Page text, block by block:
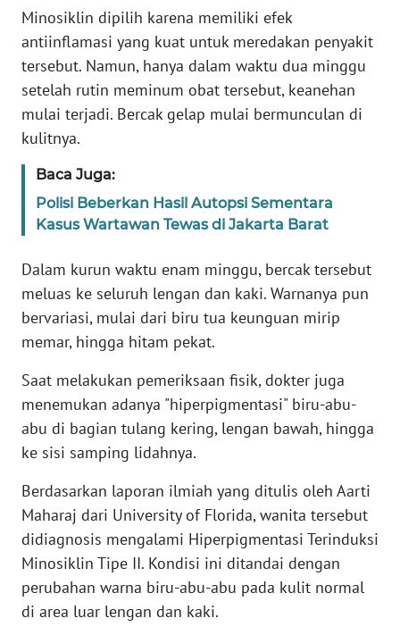
Minosiklin dipilih karena memiliki efek
antiinflamasi yang kuat untuk meredakan penyakit
tersebut. Namun, hanya dalam waktu dua minggu
setelah rutin meminum obat tersebut, keanehan
mulai terjadi. Bercak gelap mulai bermunculan di
kulitnya.
Baca Juga:
Polisi Beberkan Hasil Autopsi Sementara
Kasus Wartawan Tewas di Jakarta Barat
Dalam kurun waktu enam minggu, bercak tersebut
meluas ke seluruh lengan dan kaki. Warnanya pun
bervariasi, mulai dari biru tua keunguan mirip
memar, hingga hitam pekat.
Saat melakukan pemeriksaan fisik, dokter juga
menemukan adanya "hiperpigmentasi" biru-abu-
abu di bagian tulang kering, lengan bawah, hingga
ke sisi samping lidahnya.
Berdasarkan laporan ilmiah yang ditulis oleh Aarti
Maharaj dari University of Florida, wanita tersebut
didiagnosis mengalami Hiperpigmentasi Terinduksi
Minosiklin Tipe II. Kondisi ini ditandai dengan
perubahan warna biru-abu-abu pada kulit normal
di area luar lengan dan kaki.
WN
SUMUT
WN
JAKARTA
WN
JABAR
BANTEN
WN
WN
KEPRI
WN
WN
PAPUA
BARAT
WN
RIAU